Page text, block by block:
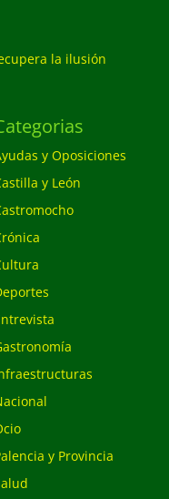
la ilusión
y Oposiciones
y León
y Provincia